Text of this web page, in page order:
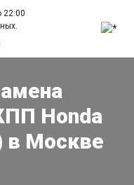
22:00
Honda
в Москве